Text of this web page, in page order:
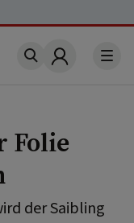
Account
Folie
der Saibling